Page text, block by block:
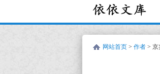
网站首页 > 作者 > 京